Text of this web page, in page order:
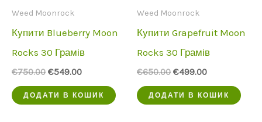
Weed Moonrock
Купити Blueberry Moon
Rocks 30 Грамів
€750.00 Початкова
була:
€750.00.
€549.00Поточна
€549.00.
ДОДАТИ В КОШИК
Weed Moonrock
Купити Grapefruit Moon
Rocks 30 Грамів
€650.00 Початкова
була:
€650.00.
€499.00Поточна
€499.00.
ДОДАТИ В КОШИК